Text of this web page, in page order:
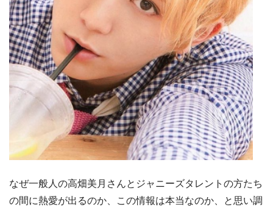
なぜ一般人の高畑美月さんとジャニーズタレントの方たち
の間に熱愛が出るのか、この情報は本当なのか、と思い調